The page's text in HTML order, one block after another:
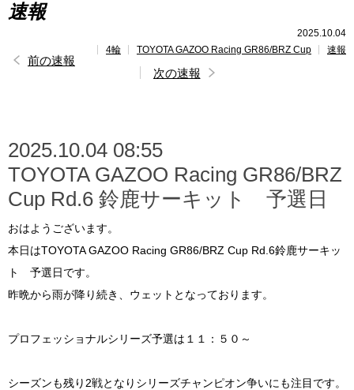
GAZOO Racing GR86/BRZ Cupとは?
レポート
ポイントランキング
GAZOO Racing GR86/BRZ Cup INSIGHT
速報
2025.10.04
4輪
TOYOTA GAZOO Racing GR86/BRZ Cup 速報
前の速報
次の速報
2025.10.04 08:55
TOYOTA GAZOO Racing GR86/BRZ
Cup Rd.6 鈴鹿サーキット 予選日
おはようございます。
本日はTOYOTA GAZOO Racing GR86/BRZ Cup Rd.6鈴鹿サーキッ
ト 予選日です。
昨晩から雨が降り続き、ウェットとなっております。
プロフェッショナルシリーズ予選は１１：５０～
シーズンも残り2戦となりシリーズチャンピオン争いにも注目です。